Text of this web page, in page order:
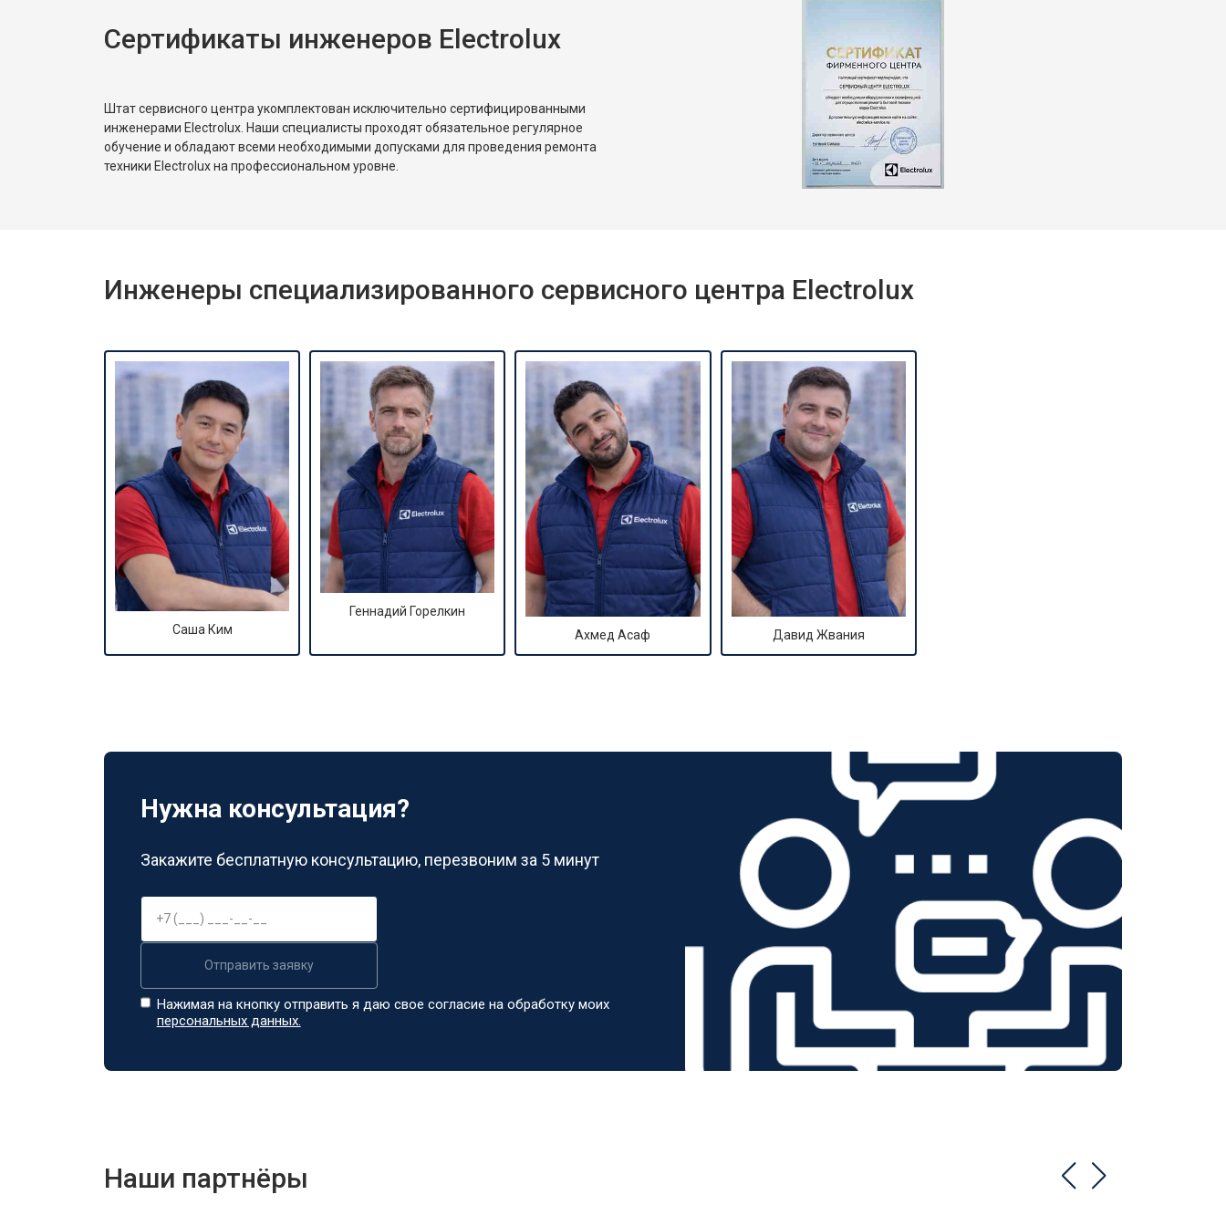
Замена реле
от 1900 ₽
Сертификаты инженеров Electrolux
Штат сервисного центра укомплектован исключительно сертифицированными
инженерами Electrolux. Наши специалисты проходят обязательное регулярное
обучение и обладают всеми необходимыми допусками для проведения ремонта
техники Electrolux на профессиональном уровне.
Инженеры специализированного сервисного центра Electrolux
Саша Ким
Геннадий Горелкин
Ахмед Асаф
Давид Жвания
Нужна консультация?
Закажите бесплатную консультацию, перезвоним за 5 минут
Отправить заявку
Нажимая на кнопку отправить я даю свое согласие на обработку моих
персональных данных.
Наши партнёры